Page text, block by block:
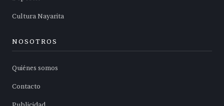
Cultura Nayarita
NOSOTROS
Quiénes somos
Contacto